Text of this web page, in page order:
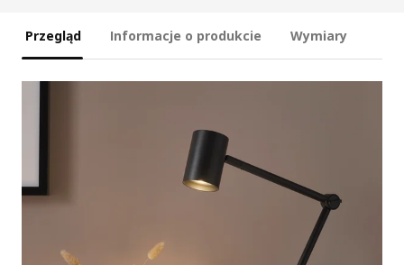
Przegląd Informacje o produkcie Wymiary